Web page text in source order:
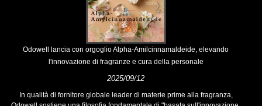
Odowell lancia con orgoglio Alpha-Amilcinnamaldeide, elevando
l'innovazione di fragranze e cura della personale
2025/09/12
In qualità di fornitore globale leader di materie prime alla fragranza,